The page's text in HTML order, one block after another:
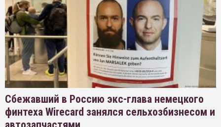
Сбежавший в Россию экс-глава немецкого
финтеха Wirecard занялся сельхозбизнесом и